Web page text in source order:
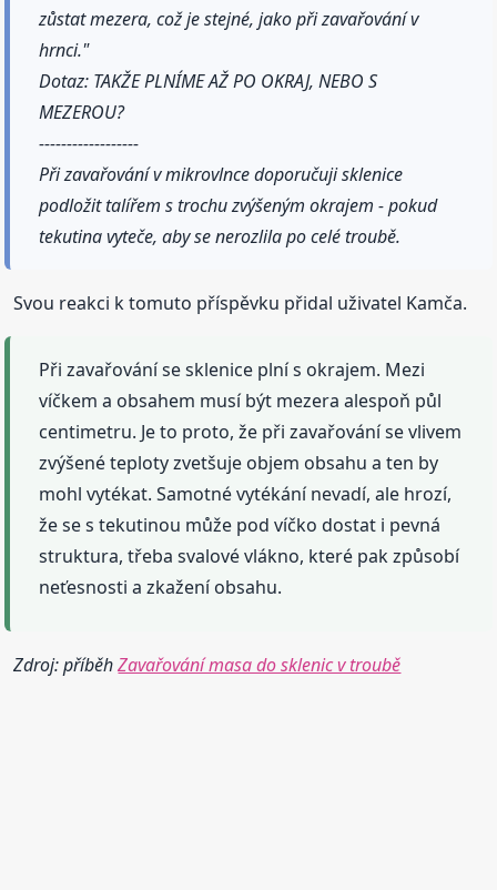
zůstat mezera, což je stejné, jako při zavařování v
hrnci."
Dotaz: TAKŽE PLNÍME AŽ PO OKRAJ, NEBO S
MEZEROU?
------------------
Při zavařování v mikrovlnce doporučuji sklenice
podložit talířem s trochu zvýšeným okrajem - pokud
tekutina vyteče, aby se nerozlila po celé troubě.
Svou reakci k tomuto příspěvku přidal uživatel Kamča.
Při zavařování se sklenice plní s okrajem. Mezi
víčkem a obsahem musí být mezera alespoň půl
centimetru. Je to proto, že při zavařování se vlivem
zvýšené teploty zvetšuje objem obsahu a ten by
mohl vytékat. Samotné vytékání nevadí, ale hrozí,
že se s tekutinou může pod víčko dostat i pevná
struktura, třeba svalové vlákno, které pak způsobí
neťesnosti a zkažení obsahu.
Zdroj: příběhZavařování masa do sklenic v troubě